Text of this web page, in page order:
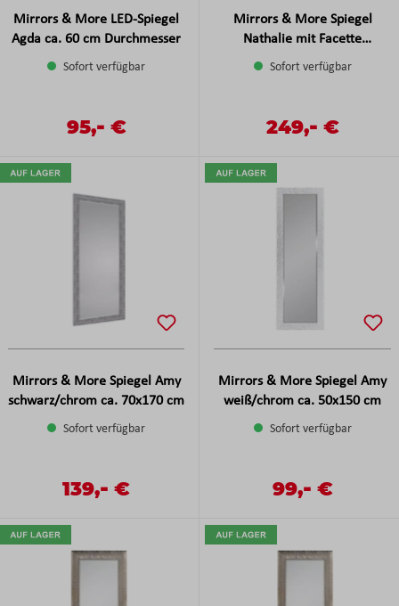
Mirrors & More LED-Spiegel
Agda ca. 60 cm Durchmesser
Sofort verfügbar
Regulärer Preis:
Verkaufspreis:
95,- €
Mirrors & More Spiegel
Nathalie mit Facette
Rostfarbig Antik ca. 70x170
Sofort verfügbar
Regulärer Preis:
Verkaufspreis:
249,- €
Mirrors & More Spiegel Amy
schwarz/chrom ca. 70x170 cm
Sofort verfügbar
Regulärer Preis:
Verkaufspreis:
139,- €
Mirrors & More Spiegel Amy
weiß/chrom ca. 50x150 cm
Sofort verfügbar
Regulärer Preis:
Verkaufspreis:
99,- €